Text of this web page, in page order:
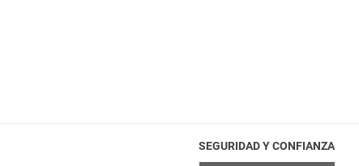
SEGURIDAD Y CONFIANZA